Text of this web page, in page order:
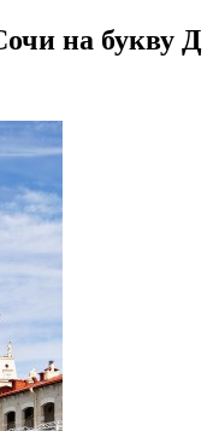
на букву Д